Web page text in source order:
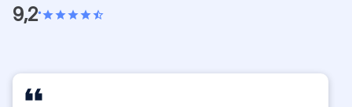
9,2•starstarstarstarstar_half